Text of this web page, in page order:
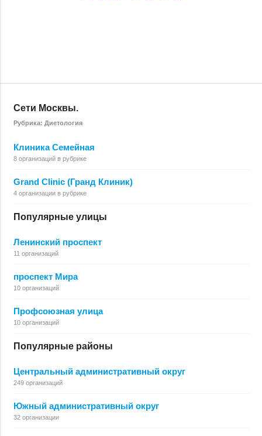
Сети Москвы.
Рубрика: Диетология
Клиника Семейная
8 организаций в рубрике
Grand Clinic (Гранд Клиник)
4 организации в рубрике
Популярные улицы
Ленинский проспект
11 организаций
проспект Мира
10 организаций
Профсоюзная улица
10 организаций
Популярные районы
Центральный административный округ
249 организаций
Южный административный округ
32 организации